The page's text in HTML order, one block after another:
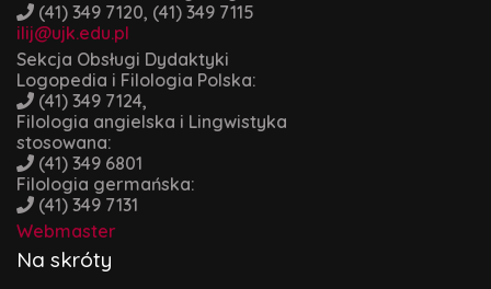
(41) 349 7120, (41) 349 7115
ilij@ujk.edu.pl
Sekcja Obsługi Dydaktyki
Logopedia i Filologia Polska:
(41) 349 7124,
Filologia angielska i Lingwistyka
stosowana:
(41) 349 6801
Filologia germańska:
(41) 349 7131
Webmaster
Na skróty